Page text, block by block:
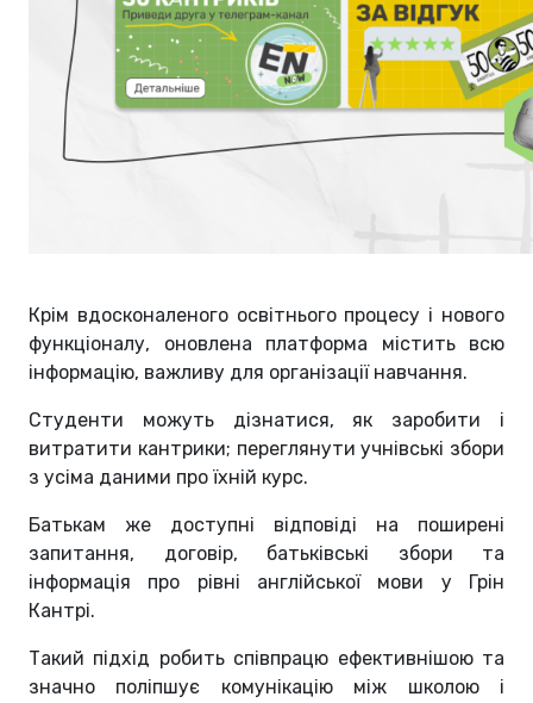
Крім вдосконаленого освітнього процесу і нового
функціоналу, оновлена платформа містить всю
інформацію, важливу для організації навчання.
Студенти можуть дізнатися, як заробити і
витратити кантрики; переглянути учнівські збори
з усіма даними про їхній курс.
Батькам же доступні відповіді на поширені
запитання, договір, батьківські збори та
інформація про рівні англійської мови у Грін
Кантрі.
Такий підхід робить співпрацю ефективнішою та
значно поліпшує комунікацію між школою і